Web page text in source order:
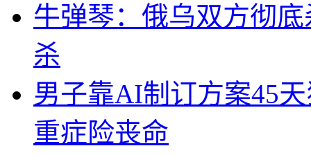
牛弹琴：俄乌双方彻
杀
男子靠AI制订方案45
重症险丧命